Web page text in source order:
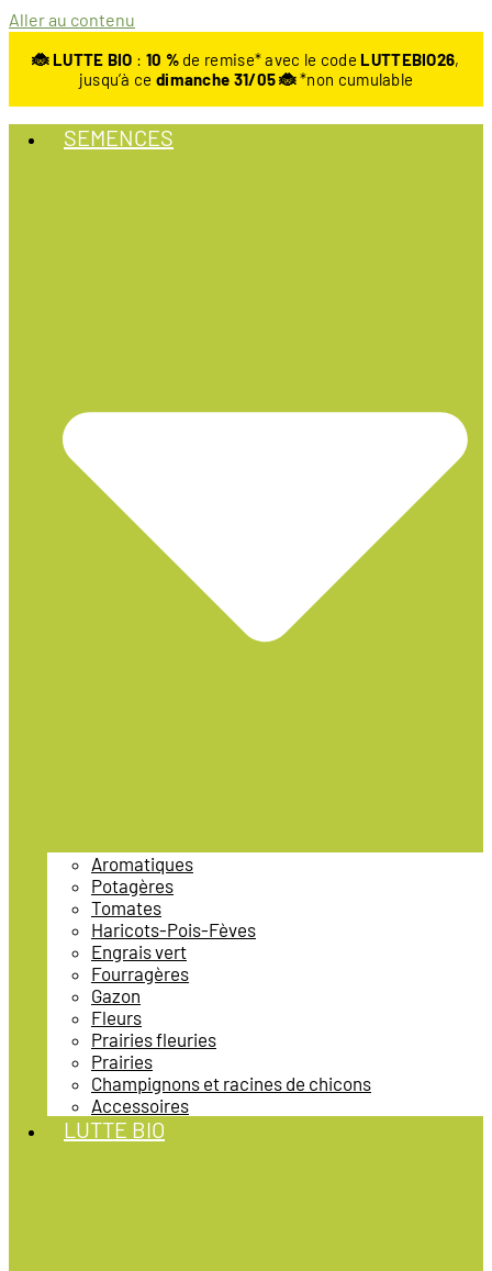
Aller au contenu
🐞 LUTTE BIO : 10 %de remise* avec le code LUTTEBIO26,
jusqu’à ce dimanche 31/05 🐞*non cumulable
SEMENCES
Aromatiques
Potagères
Tomates
Haricots-Pois-Fèves
Engrais vert
Fourragères
Gazon
Fleurs
Prairies fleuries
Prairies
Champignons et racines de chicons
Accessoires
LUTTE BIO